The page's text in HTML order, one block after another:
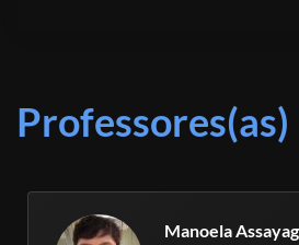
Professores(as)
Manoela Assayag